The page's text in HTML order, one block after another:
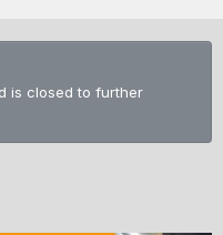
is closed to further